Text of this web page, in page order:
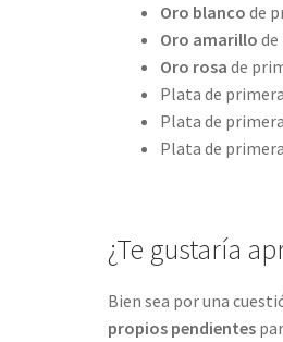
Oro blanco de
Oro amarillo
Oro rosa de
Plata de
Plata de
Plata de
¿Te gustaría
Bien sea por una
propios pendientes